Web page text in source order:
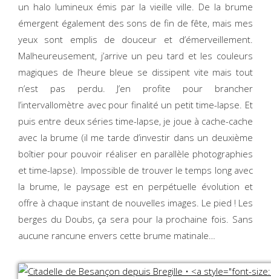
un halo lumineux émis par la vieille ville. De la brume
émergent également des sons de fin de fête, mais mes
yeux sont emplis de douceur et d’émerveillement.
Malheureusement, j’arrive un peu tard et les couleurs
magiques de l’heure bleue se dissipent vite mais tout
n’est pas perdu. J’en profite pour brancher
l’intervallomètre avec pour finalité un petit time-lapse. Et
puis entre deux séries time-lapse, je joue à cache-cache
avec la brume (il me tarde d’investir dans un deuxième
boîtier pour pouvoir réaliser en parallèle photographies
et time-lapse). Impossible de trouver le temps long avec
la brume, le paysage est en perpétuelle évolution et
offre à chaque instant de nouvelles images. Le pied ! Les
berges du Doubs, ça sera pour la prochaine fois. Sans
aucune rancune envers cette brume matinale…